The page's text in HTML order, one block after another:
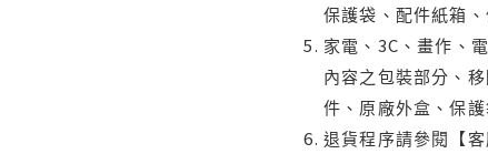
保護袋、配件紙箱
家電、3C、畫作、
內容之包裝部分、
件、原廠外盒、保
退貨程序請參閱【